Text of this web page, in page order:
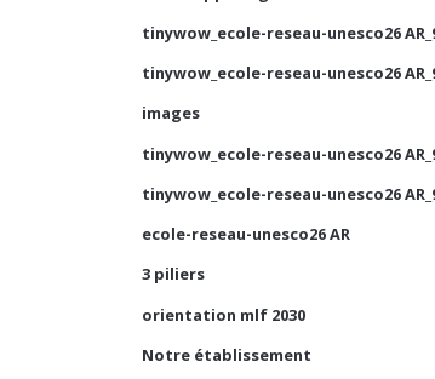
tinywow_ecole-reseau-unesco26
tinywow_ecole-reseau-unesco26
images
tinywow_ecole-reseau-unesco26
tinywow_ecole-reseau-unesco26
ecole-reseau-unesco26 AR
3 piliers
orientation mlf 2030
Notre établissement